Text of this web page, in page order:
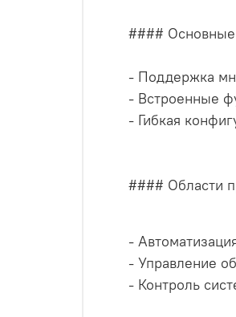
#### Основные
- Поддержка
- Встроенные
- Гибкая
#### Области
-
- Управление
- Контроль